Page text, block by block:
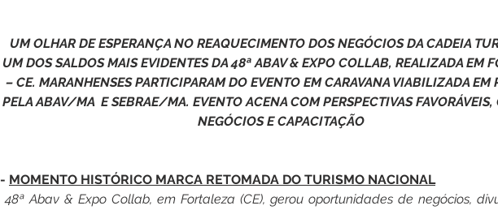
UM OLHAR DE ESPERANÇA NO REAQUECIMENTO DOS NEGÓCIOS DA CADEIA
UM DOS SALDOS MAIS EVIDENTES DA 48ª ABAV & EXPO COLLAB, REALIZADA EM
– CE. MARANHENSES PARTICIPARAM DO EVENTO EM CARAVANA VIABILIZADA EM
PELA ABAV/MA  E SEBRAE/MA. EVENTO ACENA COM PERSPECTIVAS FAVORÁVEIS,
NEGÓCIOS E CAPACITAÇÃO
- MOMENTO HISTÓRICO MARCA RETOMADA DO TURISMO NACIONAL
48ª Abav & Expo Collab, em Fortaleza (CE), gerou oportunidades de negócios,